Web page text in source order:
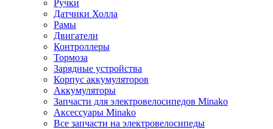
Ручки
Датчики Холла
Рамы
Двигатели
Контроллеры
Тормоза
Зарядные устройства
Корпус аккумуляторов
Аккумуляторы
Запчасти для электровелосипедов Minako
Аксессуары Minako
Все запчасти на электровелосипеды